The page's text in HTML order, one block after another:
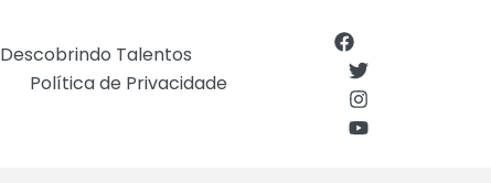
Descobrindo Talentos
Política de Privacidade